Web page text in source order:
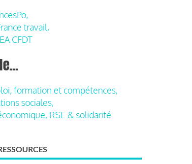
travail,
CFDT
formation et compétences,
sociales,
RSE & solidarité